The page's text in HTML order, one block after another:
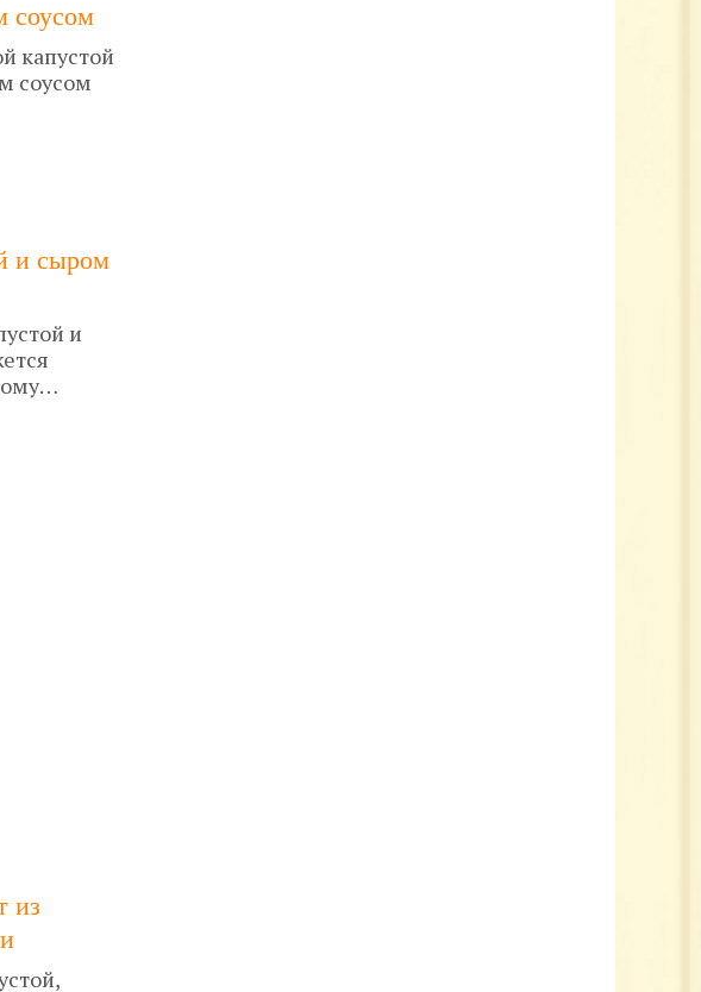
соусом
капустой
соусом
и сыром
и
из